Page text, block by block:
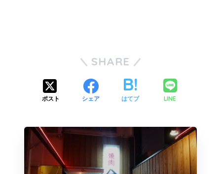
SHARE
ポスト シェア はてブ LINE